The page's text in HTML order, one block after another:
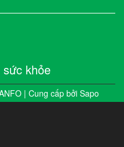
khỏe
| Cung cấp bởiSapo